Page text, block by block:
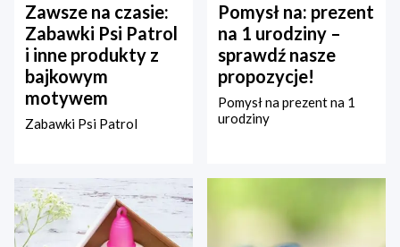
Zawsze na czasie:
Zabawki Psi Patrol
i inne produkty z
bajkowym
motywem
Zabawki Psi Patrol
Pomysł na: prezent
na 1 urodziny –
sprawdź nasze
propozycje!
Pomysł na prezent na 1
urodziny